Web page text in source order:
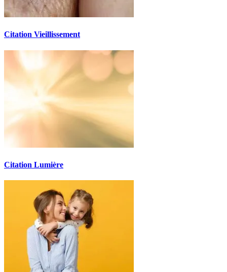
Citation Vieillissement
Citation Lumière